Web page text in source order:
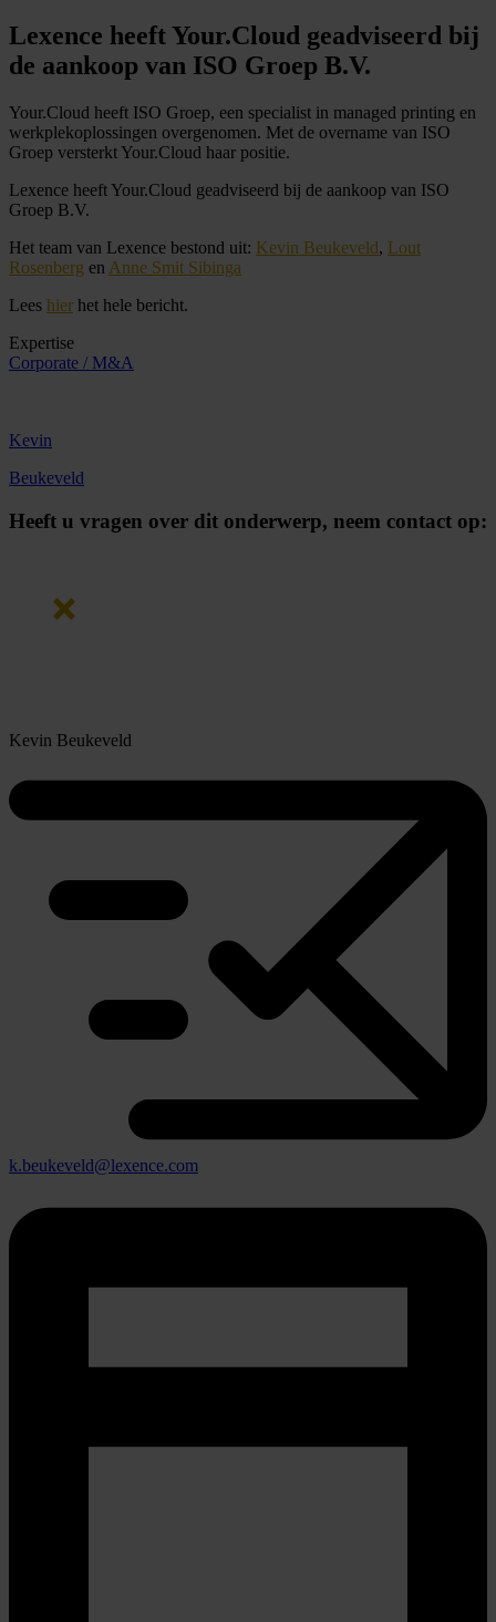
Lexence heeft Your.Cloud geadviseerd bij
de aankoop van ISO Groep B.V.
Your.Cloud heeft ISO Groep, een specialist in managed printing en
werkplekoplossingen overgenomen. Met de overname van ISO
Groep versterkt Your.Cloud haar positie.
Lexence heeft Your.Cloud geadviseerd bij de aankoop van ISO
Groep B.V.
Het team van Lexence bestond uit: Kevin Beukeveld, Lout
Rosenberg en Anne Smit Sibinga
Lees hier het hele bericht.
Expertise
Corporate / M&A
Kevin
Beukeveld
Heeft u vragen over dit onderwerp, neem contact op:
Kevin Beukeveld
k.beukeveld@lexence.com